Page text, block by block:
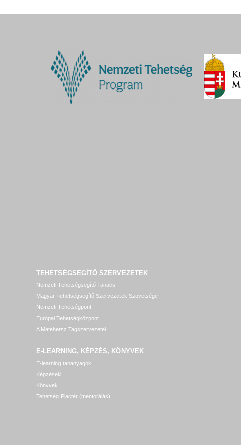
TEHETSÉGSEGÍTŐ SZERVEZETEK
Nemzeti Tehetségsegítő Tanács
Magyar Tehetségsegítő Szervezetek Szövetsége
Nemzeti Tehetségpont
Európai Tehetségközpont
A Matehetsz Tagszervezetei
E-LEARNING, KÉPZÉS, KÖNYVEK
E-learning tananyagok
Képzések
Könyvek
Tehetség Piactér (mentorálás)